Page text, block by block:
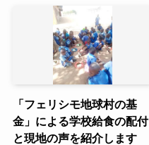
「フェリシモ地球村の基
金」による学校給食の配付
と現地の声を紹介します